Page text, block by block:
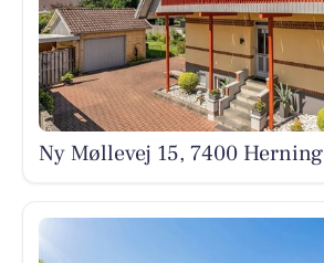
Ny Møllevej 15, 7400 Herning